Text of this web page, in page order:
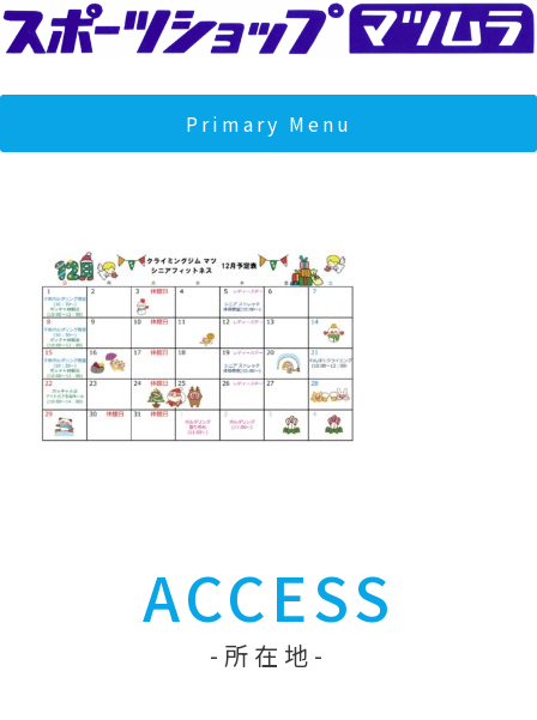
Skip
to
ジムとフィットネスジムを運営し、地域の健康とコミュニテ
サポートしております。
Primary Menu
ACCESS
所在地